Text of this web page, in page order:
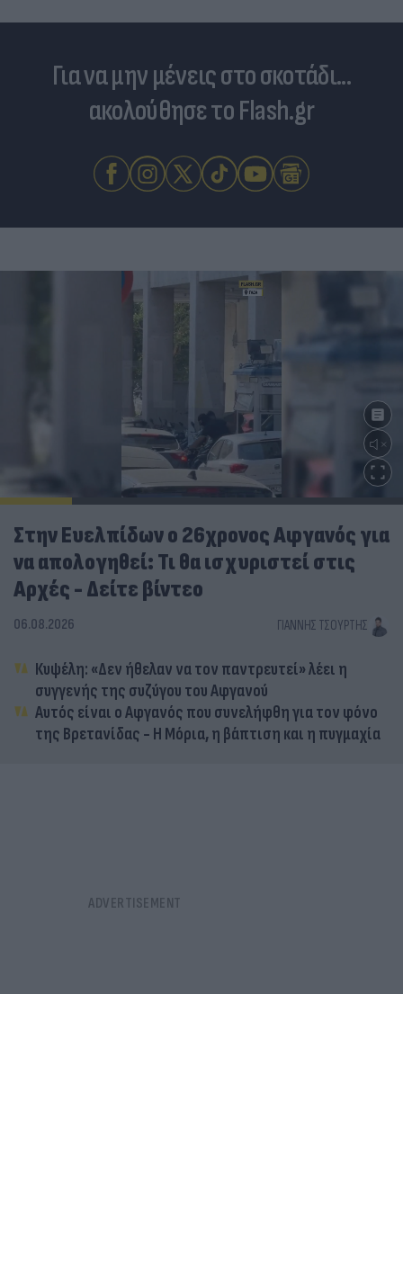
Για να μην μένεις στο σκοτάδι...
ακολούθησε το Flash.gr
Στην Ευελπίδων ο 26χρονος Αφγανός για
να απολογηθεί: Τι θα ισχυριστεί στις
Αρχές - Δείτε βίντεο
06.08.2026 ΓΙΆΝΝΗΣ ΤΣΟΎΡΤΗΣ
Κυψέλη: «Δεν ήθελαν να τον παντρευτεί» λέει η
συγγενής της συζύγου του Αφγανού
Αυτός είναι ο Αφγανός που συνελήφθη για τον φόνο
της Βρετανίδας - Η Μόρια, η βάπτιση και η πυγμαχία